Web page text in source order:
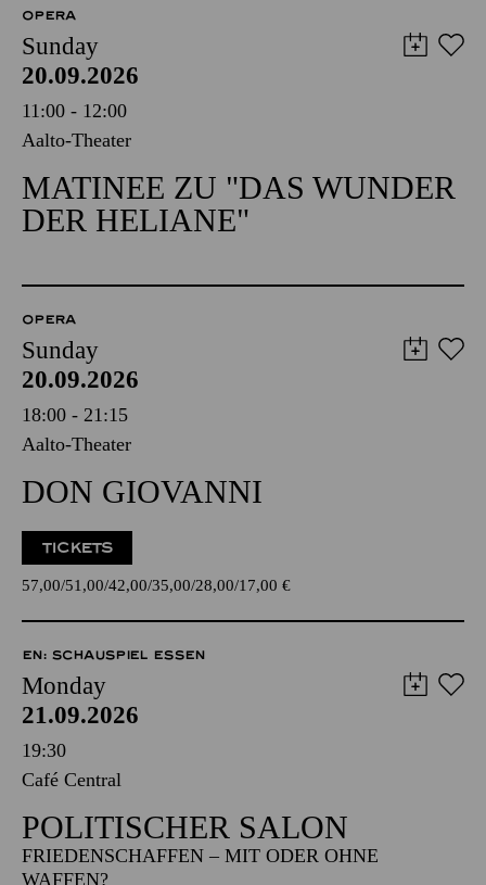
OPERA
Sunday
20.09.2026
11:00 - 12:00
Aalto-Theater
MATINEE ZU "DAS WUNDER
DER HELIANE"
OPERA
Sunday
20.09.2026
18:00 - 21:15
Aalto-Theater
DON GIOVANNI
TICKETS
57,00 51,00 42,00 35,00 28,00 17,00 €
EN: SCHAUSPIEL ESSEN
Monday
21.09.2026
19:30
Café Central
POLITISCHER SALON
FRIEDENSCHAFFEN – MIT ODER OHNE
WAFFEN?